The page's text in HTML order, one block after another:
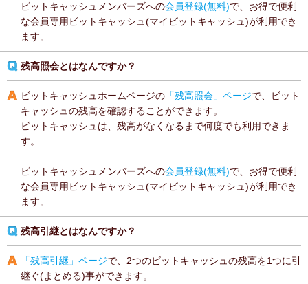
ビットキャッシュメンバーズへの会員登録(無料)で、お得で便利
な会員専用ビットキャッシュ(マイビットキャッシュ)が利用でき
ます。
残高照会とはなんですか？
ビットキャッシュホームページの 「残高照会」ページで、ビット
キャッシュの残高を確認することができます。
ビットキャッシュは、残高がなくなるまで何度でも利用できま
す。
ビットキャッシュメンバーズへの会員登録(無料)で、お得で便利
な会員専用ビットキャッシュ(マイビットキャッシュ)が利用でき
ます。
残高引継とはなんですか？
「残高引継」ページで、2つのビットキャッシュの残高を1つに引
継ぐ(まとめる)事ができます。